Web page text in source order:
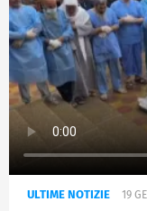
ULTIME NOTIZIE 19